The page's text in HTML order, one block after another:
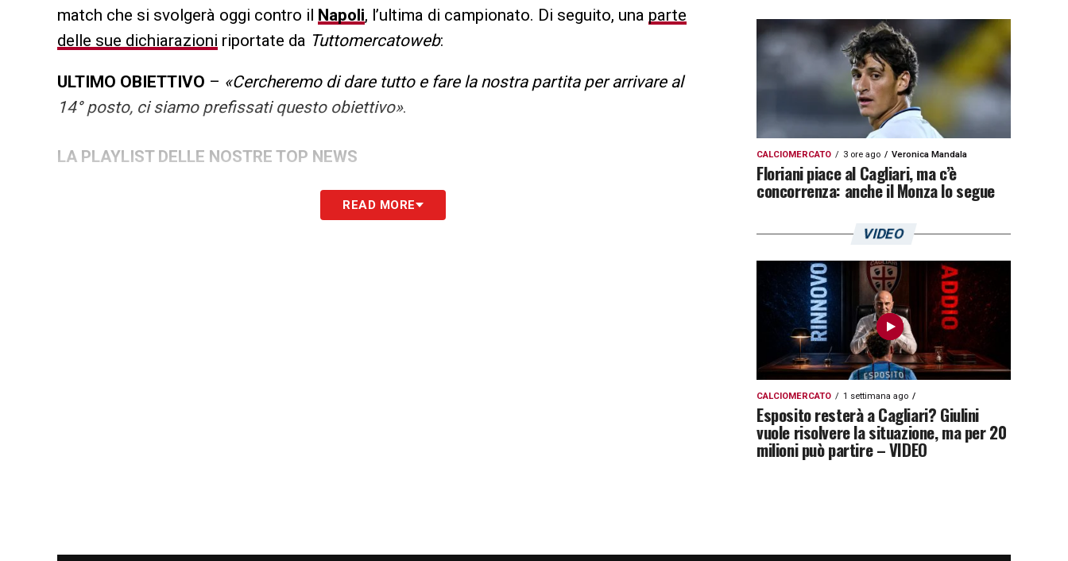
match che si svolgerà oggi contro il Napoli, l’ultima di campionato. Di seguito, una parte
delle sue dichiarazioni riportate da Tuttomercatoweb:
ULTIMO OBIETTIVO – «Cercheremo di dare tutto e fare la nostra partita per arrivare al
14° posto, ci siamo prefissati questo obiettivo».
LA PLAYLIST DELLE NOSTRE TOP NEWS
READ MORE
CALCIOMERCATO 3 ore ago Veronica Mandala
Floriani piace al Cagliari, ma c’è
concorrenza: anche il Monza lo segue
VIDEO
CALCIOMERCATO 1 settimana ago
Esposito resterà a Cagliari? Giulini
vuole risolvere la situazione, ma per 20
milioni può partire – VIDEO